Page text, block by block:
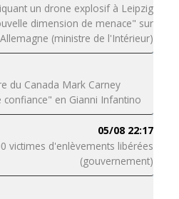
un drone explosif à Leipzig
dimension de menace" sur
(ministre de l'Intérieur)
du Canada Mark Carney
en Gianni Infantino
05/08 22:17
victimes d'enlèvements libérées
(gouvernement)